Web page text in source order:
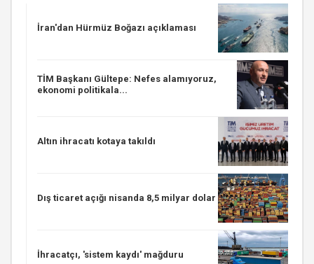
İran'dan Hürmüz Boğazı açıklaması
TİM Başkanı Gültepe: Nefes alamıyoruz,
ekonomi politikala...
Altın ihracatı kotaya takıldı
Dış ticaret açığı nisanda 8,5 milyar dolar
İhracatçı, 'sistem kaydı' mağduru